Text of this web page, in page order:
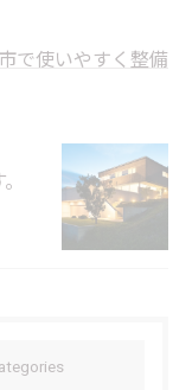
で使いやすく整備